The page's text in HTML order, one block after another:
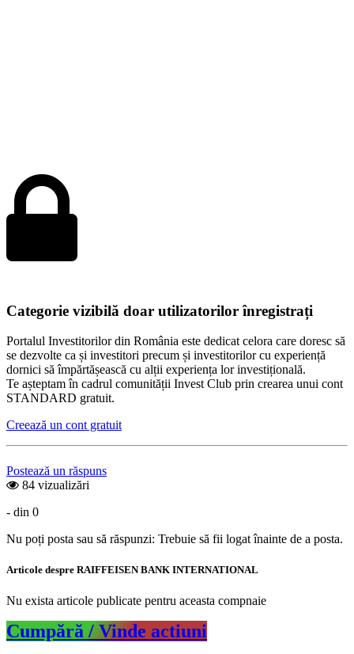
Categorie vizibilă doar utilizatorilor înregistrați
Portalul Investitorilor din România este dedicat celora care doresc să
se dezvolte ca și investitori precum și investitorilor cu experiență
dornici să împărtășească cu alții experiența lor investițională.
Te așteptam în cadrul comunității Invest Club prin crearea unui cont
STANDARD gratuit.
Creează un cont gratuit
Postează un răspuns
84 vizualizări
- din 0
Nu poți posta sau să răspunzi: Trebuie să fii logat înainte de a posta.
Articole despre RAIFFEISEN BANK INTERNATIONAL
Nu exista articole publicate pentru aceasta compnaie
Cumpără / Vinde actiuni